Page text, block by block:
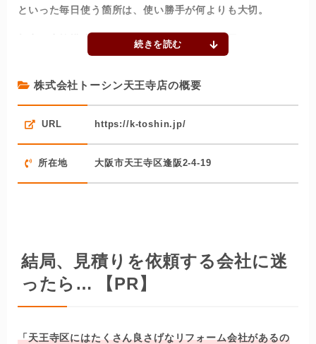
といった毎日使う箇所は、使い勝手が何よりも大切。
顧客の家族構成やライフスタイルに合った水回りリフォー
ムを、一緒に考えてくれる会社です。顧客のニーズに応え
つ、ネジ一本から耐久性やメンテナンス性を追求するのが
最新型のアイテムが必ずしもどの顧客にも良いとは限らな
い、というのを熟知しており、顧客それぞれの要望に添え
手伝ってきた会社です。
株式会社トーシン天王寺店の概要
URL https://k-toshin.jp/
所在地 大阪市天王寺区逢阪2-4-19
結局、見積りを依頼する会社に迷
ったら…
【PR】
「天王寺区にはたくさん良さげなリフォーム会社があるの